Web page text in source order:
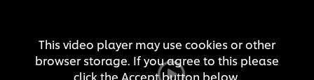
This video player may use cookies or other
browser storage. If you agree to this please
click the Accept button below.